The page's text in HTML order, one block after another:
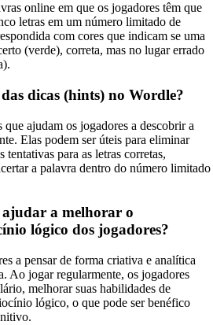
online em que os jogadores têm que
letras em um número limitado de
com cores que indicam se uma
(verde), correta, mas no lugar errado
dicas (hints) no Wordle?
ajudam os jogadores a descobrir a
Elas podem ser úteis para eliminar
para as letras corretas,
a palavra dentro do número limitado
a melhorar o
lógico dos jogadores?
a pensar de forma criativa e analítica
Ao jogar regularmente, os jogadores
melhorar suas habilidades de
lógico, o que pode ser benéfico